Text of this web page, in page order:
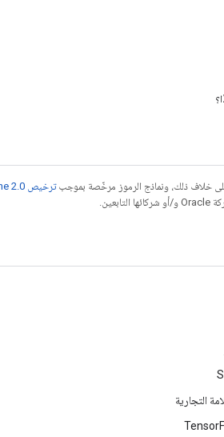
خلاف ذلك، ونماذج الرموز مرخّصة بموجبترخيص Apache 2.0‏
التجارية